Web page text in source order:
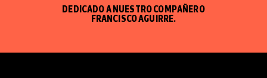
DEDICADO A NUESTRO COMPAÑERO
FRANCISCO AGUIRRE.